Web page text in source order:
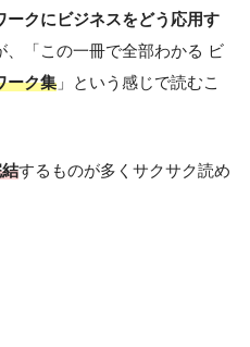
ークにビジネスをどう応用す
、「この一冊で全部わかる ビ
ーク集 」という感じで読むこ
するものが多くサクサク読め